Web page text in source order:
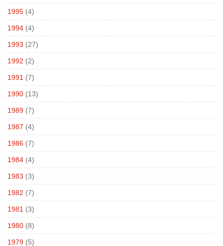
1995 (4)
1994 (4)
1993 (27)
1992 (2)
1991 (7)
1990 (13)
1989 (7)
1987 (4)
1986 (7)
1984 (4)
1983 (3)
1982 (7)
1981 (3)
1980 (8)
1979 (5)